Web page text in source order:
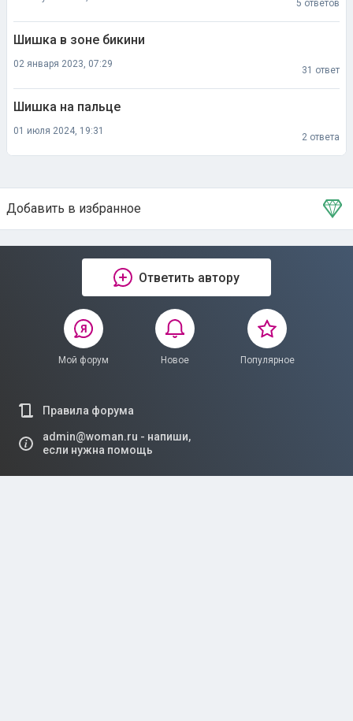
5 ответов
Шишка в зоне бикини
02 января 2023, 07:29
31 ответ
Шишка на пальце
01 июля 2024, 19:31
2 ответа
Добавить в избранное
Тема в избранном
Ответить автору
Мой форум Новое Популярное
Правила форума
admin@woman.ru - напиши,
если нужна помощь